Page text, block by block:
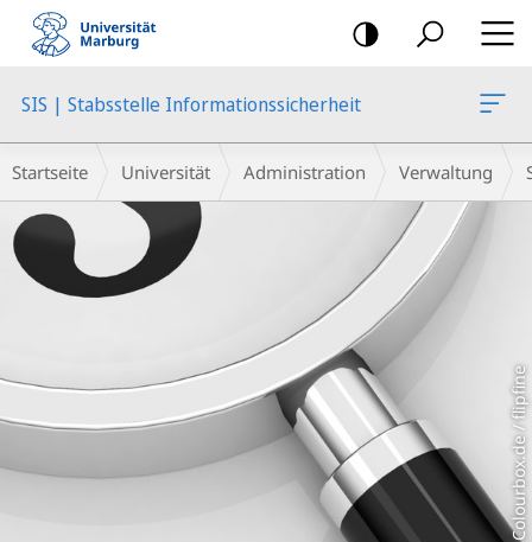
Mobile-
Navigation
SIS | Stabsstelle Informationssicherheit
Hauptinhalt
Breadcrumb-
Navigation
Startseite Universität Administration Verwaltung
Colourbox.de / flipfine